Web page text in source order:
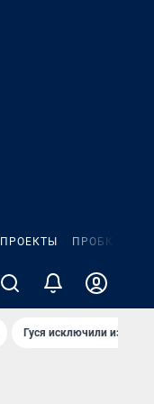
ПРОЕКТЫ ПРОБКИ
Гуся исключили из